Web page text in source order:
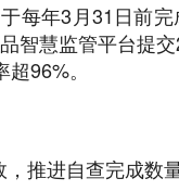
每年3月31日前
智慧监管平台提
96%。
推进自查完成数